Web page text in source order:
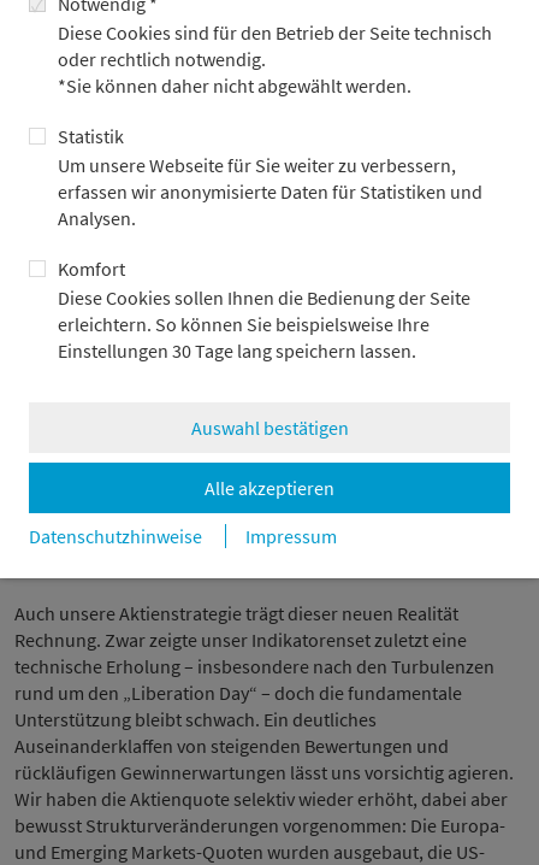
Diese Cookies sind für den Betrieb der Seite technisch
oder rechtlich notwendig.
*Sie können daher nicht abgewählt werden.
Statistik
Um unsere Webseite für Sie weiter zu verbessern,
erfassen wir anonymisierte Daten für Statistiken und
Analysen.
Komfort
Diese Cookies sollen Ihnen die Bedienung der Seite
erleichtern. So können Sie beispielsweise Ihre
Einstellungen 30 Tage lang speichern lassen.
Auswahl bestätigen
Alle akzeptieren
Datenschutzhinweise
Impressum
Quellen: Refinitiv Datastream, Metzler
Stand: 24.6.2025
In unseren diskretionären Multi-Asset-Strategien antworten
wir auf diesen Regime-Wechsel mit Weitblick. Die US-Allokation
sowohl in Aktien als auch in Anleihen wurde spürbar reduziert.
Langlaufende Treasuries wurden sukzessive abgebaut und
deutsche Bundesanleihen im Gegenzug aufgestockt, ohne die
Duration des Gesamtportfolios zu verändern.
Ergänzt wird diese Neuausrichtung durch inflationsgeschützte
Anleihen, die gegen reale Kaufkraftverluste absichern. Unsere
Goldquote haben wir konsequent erhöht – inzwischen bis auf
Krisen und fungiert zunehmend als Währungsersatz in einer
fragilen globalen Ordnung. Damit wird Gold zum Sinnbild einer
neuen Ära strategischer Resilienz und struktureller
Portfoliodiversifikation. Auf der Währungsseite haben wir
entsprechend unsere US-Dollar-Quote seit Jahresbeginn in
Auch unsere Aktienstrategie trägt dieser neuen Realität
Rechnung. Zwar zeigte unser Indikatorenset zuletzt eine
technische Erholung – insbesondere nach den Turbulenzen
rund um den „Liberation Day“ – doch die fundamentale
Unterstützung bleibt schwach. Ein deutliches
Auseinanderklaffen von steigenden Bewertungen und
rückläufigen Gewinnerwartungen lässt uns vorsichtig agieren.
Wir haben die Aktienquote selektiv wieder erhöht, dabei aber
bewusst Strukturveränderungen vorgenommen: Die Europa-
und Emerging Markets-Quoten wurden ausgebaut, die US-